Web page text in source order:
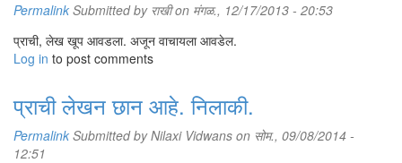
Permalink Submitted by राखीon मंगळ., 12/17/2013 - 20:53
प्राची, लेख खूप आवडला. अजून वाचायला आवडेल.
Log in to post comments
प्राची लेखन छान आहे. निलाकी.
Permalink Submitted byNilaxi Vidwans on सोम., 09/08/2014 -
12:51